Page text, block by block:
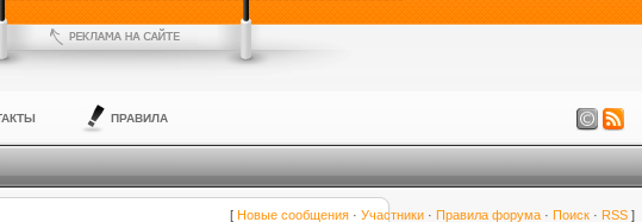
ПРАВИЛА
[ Новые сообщения · Участники · Правила форума · Поиск · RSS ]